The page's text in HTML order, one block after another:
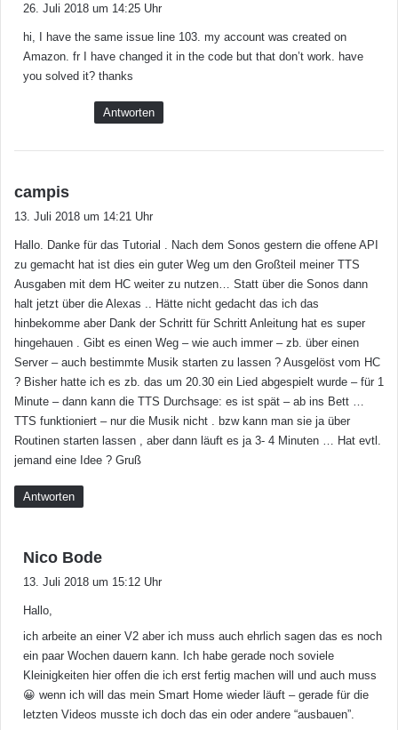
t
:
26. Juli 2018 um 14:25 Uhr
hi, I have the same issue line 103. my account was created on
Amazon. fr I have changed it in the code but that don’t work. have
you solved it? thanks
Antworten
campis
t
:
13. Juli 2018 um 14:21 Uhr
Hallo. Danke für das Tutorial . Nach dem Sonos gestern die offene API
zu gemacht hat ist dies ein guter Weg um den Großteil meiner TTS
Ausgaben mit dem HC weiter zu nutzen… Statt über die Sonos dann
halt jetzt über die Alexas .. Hätte nicht gedacht das ich das
hinbekomme aber Dank der Schritt für Schritt Anleitung hat es super
hingehauen . Gibt es einen Weg – wie auch immer – zb. über einen
Server – auch bestimmte Musik starten zu lassen ? Ausgelöst vom HC
? Bisher hatte ich es zb. das um 20.30 ein Lied abgespielt wurde – für 1
Minute – dann kann die TTS Durchsage: es ist spät – ab ins Bett …
TTS funktioniert – nur die Musik nicht . bzw kann man sie ja über
Routinen starten lassen , aber dann läuft es ja 3- 4 Minuten … Hat evtl.
jemand eine Idee ? Gruß
Antworten
Nico Bode
:
13. Juli 2018 um 15:12 Uhr
Hallo,
ich arbeite an einer V2 aber ich muss auch ehrlich sagen das es noch
ein paar Wochen dauern kann. Ich habe gerade noch soviele
Kleinigkeiten hier offen die ich erst fertig machen will und auch muss
😀 wenn ich will das mein Smart Home wieder läuft – gerade für die
letzten Videos musste ich doch das ein oder andere “ausbauen”.